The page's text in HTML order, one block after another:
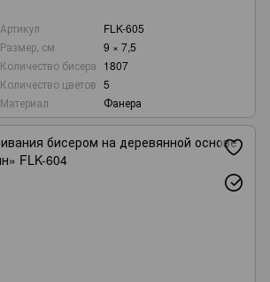
Артикул
FLK-605
Размер, см
9 × 7,5
Количество бисера 1807
Количество цветов 5
Материал
Фанера